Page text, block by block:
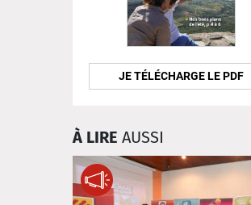
JE TÉLÉCHARGE LE PDF
À LIRE AUSSI